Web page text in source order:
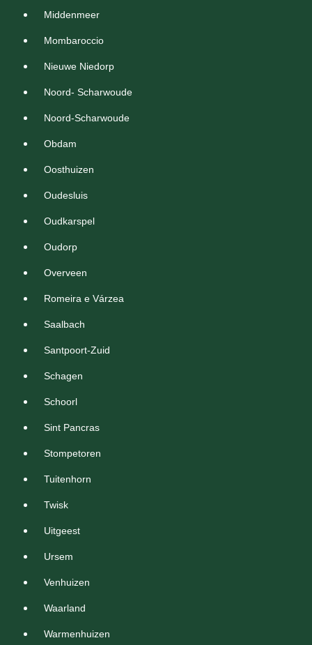
Middenmeer
Mombaroccio
Nieuwe Niedorp
Noord- Scharwoude
Noord-Scharwoude
Obdam
Oosthuizen
Oudesluis
Oudkarspel
Oudorp
Overveen
Romeira e Várzea
Saalbach
Santpoort-Zuid
Schagen
Schoorl
Sint Pancras
Stompetoren
Tuitenhorn
Twisk
Uitgeest
Ursem
Venhuizen
Waarland
Warmenhuizen